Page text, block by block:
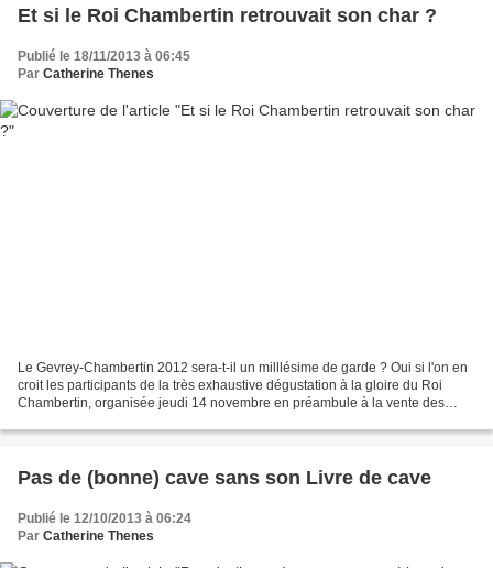
Et si le Roi Chambertin retrouvait son char ?
Publié le 18/11/2013 à 06:45
Par Catherine Thenes
Le Gevrey-Chambertin 2012 sera-t-il un milllésime de garde ? Oui si l'on en
croit les participants de la très exhaustive dégustation à la gloire du Roi
Chambertin, organisée jeudi 14 novembre en préambule à la vente des
Pas de (bonne) cave sans son Livre de cave
Publié le 12/10/2013 à 06:24
Par Catherine Thenes